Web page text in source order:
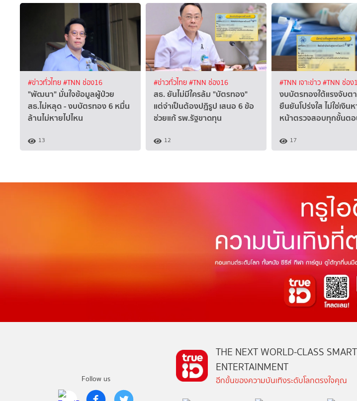
#ข่าวทั่วไทย#TNN ช่อง16
"พัฒนา" มั่นใจข้อมูลผู้ป่วย
สธ.ไม่หลุด - งบบัตรทอง 6 หมื่น
ล้านไม่หายไปไหน
13
#ข่าวทั่วไทย#TNN ช่อง16
สธ. ยันไม่มีใครล้ม "บัตรทอง"
แต่จำเป็นต้องปฏิรูป เสนอ 6 ข้อ
ช่วยแก้ รพ.รัฐขาดทุน
12
#TNN เจาะข่าว#TNN ช่อง
งบบัตรทองใต้แรงจับต
ยืนยันโปร่งใส ไม่ใช่เงิน
หน้าตรวจสอบทุกขั้นต
17
Follow us
THE NEXT WORLD-CLASS SMART
ENTERTAINMENT
อีกขั้นของความบันเทิงระดับโลกตรงใจคุณ